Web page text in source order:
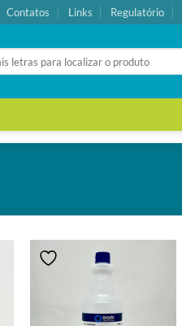
Contatos Links Regulatório